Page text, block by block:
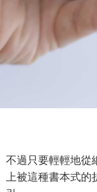
不過只要輕輕地從
上被這種書本式